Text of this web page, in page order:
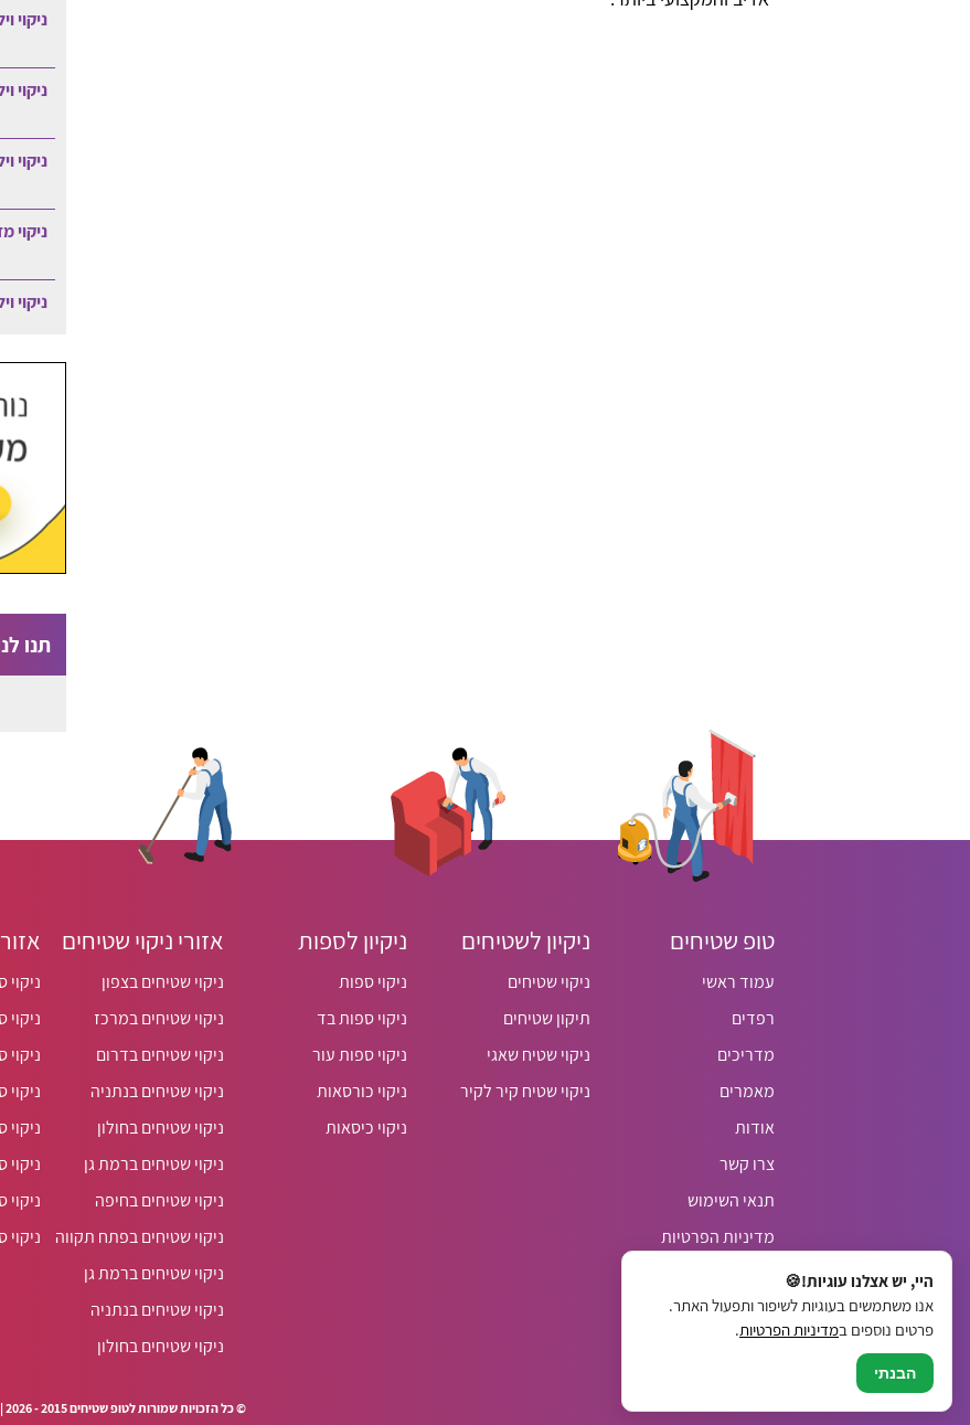
ניקוי
ניקוי
ניקוי
ניקוי
ניקוי
תנו
טופ שטיחים
עמוד ראשי
רפדים
מדריכים
מאמרים
אודות
צרו קשר
תנאי השימוש
מדיניות הפרטיות
מפת האתר
ניקיון לשטיחים
ניקוי שטיחים
תיקון שטיחים
ניקוי שטיח שאגי
ניקוי שטיח קיר לקיר
ניקיון לספות
ניקוי ספות
ניקוי ספות בד
ניקוי ספות עור
ניקוי כורסאות
ניקוי כיסאות
אזורי ניקוי שטיחים
ניקוי שטיחים בצפון
ניקוי שטיחים במרכז
ניקוי שטיחים בדרום
ניקוי שטיחים בנתניה
ניקוי שטיחים בחולון
ניקוי שטיחים ברמת גן
ניקוי שטיחים בחיפה
ניקוי שטיחים בפתח תקווה
ניקוי שטיחים ברמת גן
ניקוי שטיחים בנתניה
ניקוי שטיחים בחולון
ניקוי
ניקוי
© כל הזכויות שמורות לטופ שטיחים 2015 - 2026 | כתובת: צור יצחק, נחל איילון 20ב | דוא"ל: top.carpets.co.il@gmail.com | טלפון: 077-6049644
היי, יש אצלנו עוגיות!🍪
אנו משתמשים בעוגיות לשיפור ותפעול האתר.
פרטים נוספים במדיניות הפרטיות.
הבנתי